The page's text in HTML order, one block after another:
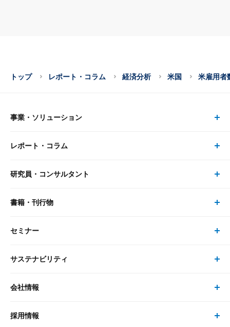
トップ レポート・コラム 経済分析 米国 米雇用者
事業・ソリューション
事業・ソリューション トップ
リサーチ
大和総研の強み
レポート・コラム
レポート・コラム トップ
最新のレポート・コラム
研究員・コンサルタント
研究員・コンサルタント トップ
研究員
書籍・刊行物
書籍・刊行物 トップ
書籍
セミナー
セミナー トップ
現在受付中のセミナー・イベント
サステナビリティ
サステナビリティの取り組み
次世代社会への貢献
会社情報
会社情報 トップ
採用情報